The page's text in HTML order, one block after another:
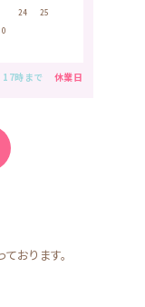
24 25
17時まで 休業日
おります。